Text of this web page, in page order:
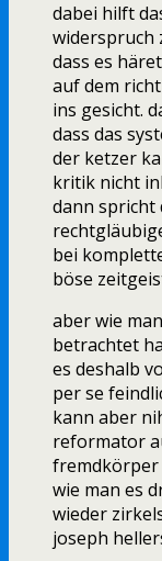
dabei hilft
widerspruch
dass es
auf dem
ins gesicht.
dass das
der ketzer
kritik nicht
dann spricht
bei
böse
aber wie
betrachtet
es deshalb
per se
kann aber
reformator
fremdkörper
wie man es
wieder
joseph